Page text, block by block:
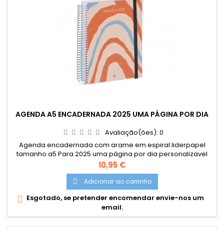
AGENDA A5 ENCADERNADA 2025 UMA PÁGINA POR DIA
Avaliação(ões): 0
Agenda encadernada com arame em espiral liderpapel
tamanho a5 Para 2025 uma página por dia personalizavel
papel 70 gr A capa pode ser personalizada.
Preço
10,95 €
 Adicionar ao carrinho
 Esgotado, se pretender encomendar envie-nos um
email.